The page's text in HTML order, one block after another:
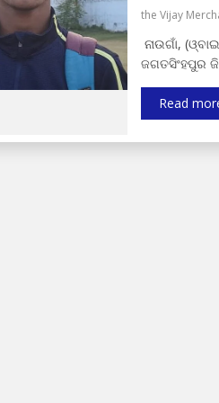
the Vijay
ନାଉଗାଁ,
ଜଗତସିଂହପୁର
Read